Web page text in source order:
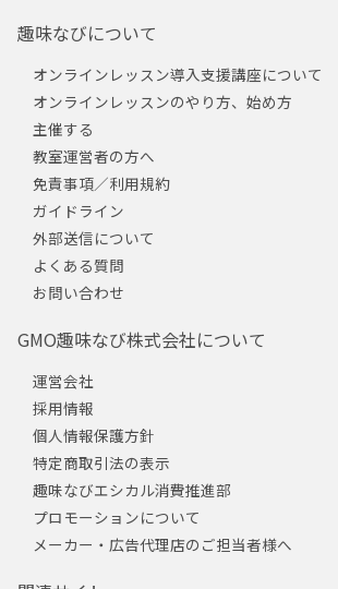
趣味なびについて
オンラインレッスン導入支援講座について
オンラインレッスンのやり方、始め方
主催する
教室運営者の方へ
免責事項／利用規約
ガイドライン
外部送信について
よくある質問
お問い合わせ
GMO趣味なび株式会社について
運営会社
採用情報
個人情報保護方針
特定商取引法の表示
趣味なびエシカル消費推進部
プロモーションについて
メーカー・広告代理店のご担当者様へ